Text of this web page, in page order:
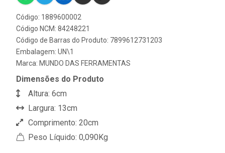
Código: 1889600002
Código NCM: 84248221
Código de Barras do Produto: 7899612731203
Embalagem: UN\1
Marca: MUNDO DAS FERRAMENTAS
Dimensões do Produto
Altura: 6cm
Largura: 13cm
Comprimento: 20cm
Peso Líquido: 0,090Kg